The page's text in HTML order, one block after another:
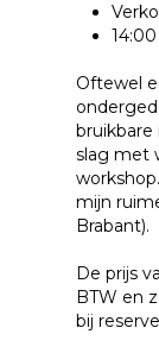
Oftewel
bruikbare
slag met
mijn
Brabant).
De prijs
BTW en
bij